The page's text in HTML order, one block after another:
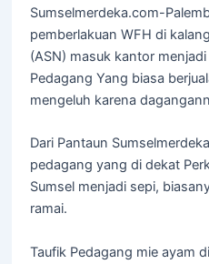
Sumselmerdeka.com-
pemberlakuan WFH di
(ASN) masuk kantor
Pedagang Yang biasa
mengeluh karena
Dari Pantaun
pedagang yang di dekat
Sumsel menjadi sepi,
ramai.
Taufik Pedagang mie ayam